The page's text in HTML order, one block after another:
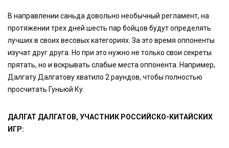
В направлении саньда довольно необычный регламент, на
протяжении трех дней шесть пар бойцов будут определять
лучших в своих весовых категориях. За это время оппоненты
изучат друг друга. Но при это нужно не только свои секреты
прятать, но и вскрывать слабые места оппонента. Например,
Далгату Далгатову хватило 2 раундов, чтобы полностью
просчитать Гуньюй Ку.
ДАЛГАТ ДАЛГАТОВ, УЧАСТНИК РОССИЙСКО-КИТАЙСКИХ
ИГР: